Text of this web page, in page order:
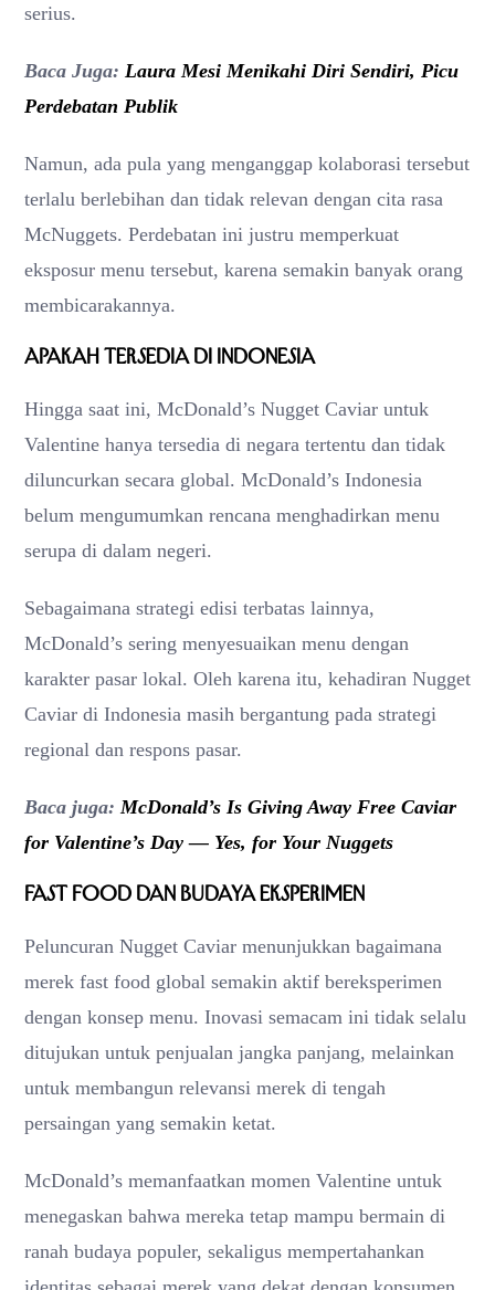
serius.
Baca Juga: Laura Mesi Menikahi Diri Sendiri, Picu
Perdebatan Publik
Namun, ada pula yang menganggap kolaborasi tersebut
terlalu berlebihan dan tidak relevan dengan cita rasa
McNuggets. Perdebatan ini justru memperkuat
eksposur menu tersebut, karena semakin banyak orang
membicarakannya.
Apakah Tersedia di Indonesia
Hingga saat ini, McDonald’s Nugget Caviar untuk
Valentine hanya tersedia di negara tertentu dan tidak
diluncurkan secara global. McDonald’s Indonesia
belum mengumumkan rencana menghadirkan menu
serupa di dalam negeri.
Sebagaimana strategi edisi terbatas lainnya,
McDonald’s sering menyesuaikan menu dengan
karakter pasar lokal. Oleh karena itu, kehadiran Nugget
Caviar di Indonesia masih bergantung pada strategi
regional dan respons pasar.
Baca juga: McDonald’s Is Giving Away Free Caviar
for Valentine’s Day — Yes, for Your Nuggets
Fast Food dan Budaya Eksperimen
Peluncuran Nugget Caviar menunjukkan bagaimana
merek fast food global semakin aktif bereksperimen
dengan konsep menu. Inovasi semacam ini tidak selalu
ditujukan untuk penjualan jangka panjang, melainkan
untuk membangun relevansi merek di tengah
persaingan yang semakin ketat.
McDonald’s memanfaatkan momen Valentine untuk
menegaskan bahwa mereka tetap mampu bermain di
ranah budaya populer, sekaligus mempertahankan